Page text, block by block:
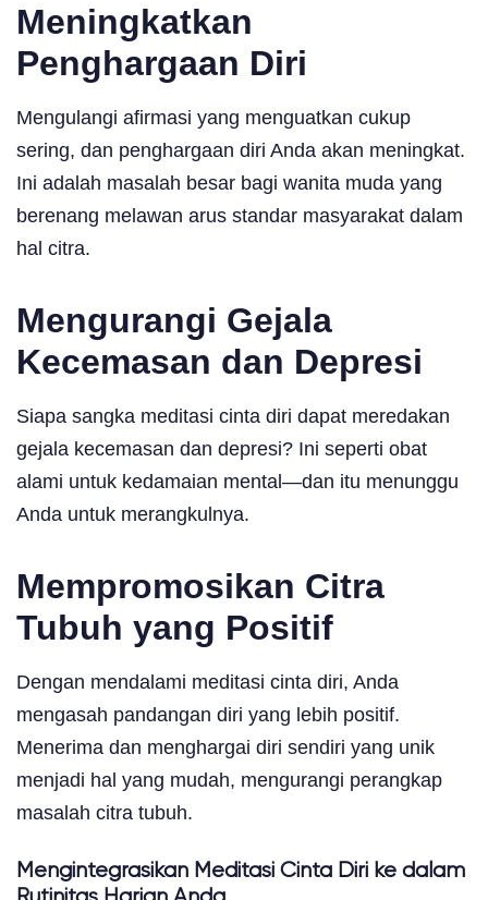
Meningkatkan
Penghargaan Diri
Mengulangi afirmasi yang menguatkan cukup
sering, dan penghargaan diri Anda akan meningkat.
Ini adalah masalah besar bagi wanita muda yang
berenang melawan arus standar masyarakat dalam
hal citra.
Mengurangi Gejala
Kecemasan dan Depresi
Siapa sangka meditasi cinta diri dapat meredakan
gejala kecemasan dan depresi? Ini seperti obat
alami untuk kedamaian mental—dan itu menunggu
Anda untuk merangkulnya.
Mempromosikan Citra
Tubuh yang Positif
Dengan mendalami meditasi cinta diri, Anda
mengasah pandangan diri yang lebih positif.
Menerima dan menghargai diri sendiri yang unik
menjadi hal yang mudah, mengurangi perangkap
masalah citra tubuh.
Mengintegrasikan Meditasi Cinta Diri ke dalam